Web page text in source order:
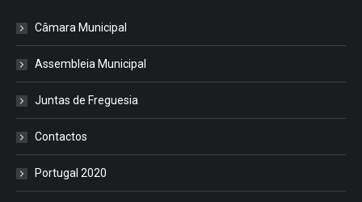
Câmara Municipal
Assembleia Municipal
Juntas de Freguesia
Contactos
Portugal 2020